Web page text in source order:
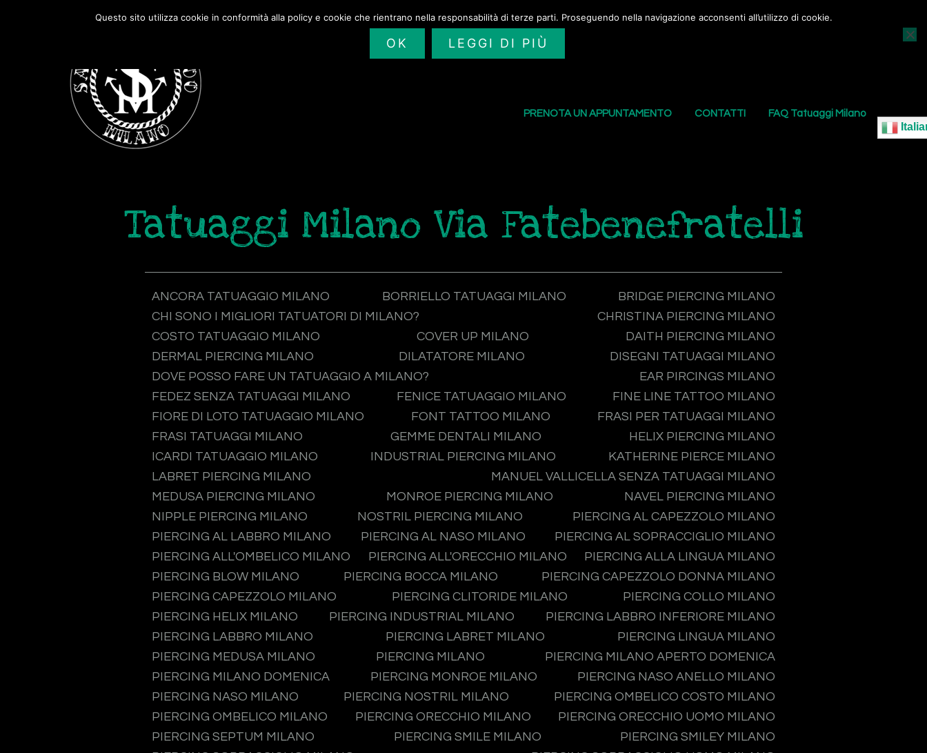
SAILORS TATTOO I NOSTRI TATUAGGI
PRENOTA UN APPUNTAMENTO CONTATTI FAQ Tatuaggi Milano
Tatuaggi Milano Via Fatebenefratelli
ANCORA TATUAGGIO MILANO BORRIELLO TATUAGGI MILANO
BRIDGE PIERCING MILANO
CHI SONO I MIGLIORI TATUATORI DI MILANO?
CHRISTINA PIERCING MILANO
COSTO TATUAGGIO MILANO
COVER UP MILANO
DAITH PIERCING MILANO
DERMAL PIERCING MILANO
DILATATORE MILANO
DISEGNI TATUAGGI MILANO
DOVE POSSO FARE UN TATUAGGIO A MILANO?
EAR PIRCINGS MILANO
FEDEZ SENZA TATUAGGI MILANO
FENICE TATUAGGIO MILANO
FINE LINE TATTOO MILANO
FIORE DI LOTO TATUAGGIO MILANO
FONT TATTOO MILANO
FRASI PER TATUAGGI MILANO
FRASI TATUAGGI MILANO
GEMME DENTALI MILANO
HELIX PIERCING MILANO
ICARDI TATUAGGIO MILANO
INDUSTRIAL PIERCING MILANO
KATHERINE PIERCE MILANO
LABRET PIERCING MILANO
MANUEL VALLICELLA SENZA TATUAGGI MILANO
MEDUSA PIERCING MILANO
MONROE PIERCING MILANO
NAVEL PIERCING MILANO
NIPPLE PIERCING MILANO
NOSTRIL PIERCING MILANO
PIERCING AL CAPEZZOLO MILANO
PIERCING AL LABBRO MILANO
PIERCING AL NASO MILANO
PIERCING AL SOPRACCIGLIO MILANO
PIERCING ALL'OMBELICO MILANO
PIERCING ALL'ORECCHIO MILANO
PIERCING ALLA LINGUA MILANO
PIERCING BLOW MILANO
PIERCING BOCCA MILANO
PIERCING CAPEZZOLO DONNA MILANO
PIERCING CAPEZZOLO MILANO
PIERCING CLITORIDE MILANO
PIERCING COLLO MILANO
PIERCING HELIX MILANO
PIERCING INDUSTRIAL MILANO
PIERCING LABBRO INFERIORE MILANO
PIERCING LABBRO MILANO
PIERCING LABRET MILANO
PIERCING LINGUA MILANO
PIERCING MEDUSA MILANO
PIERCING MILANO
PIERCING MILANO APERTO DOMENICA
PIERCING MILANO DOMENICA
PIERCING MONROE MILANO
PIERCING NASO ANELLO MILANO
PIERCING NASO MILANO
PIERCING NOSTRIL MILANO
PIERCING OMBELICO COSTO MILANO
PIERCING OMBELICO MILANO
PIERCING ORECCHIO MILANO
PIERCING ORECCHIO UOMO MILANO
PIERCING SEPTUM MILANO
PIERCING SMILE MILANO
PIERCING SMILEY MILANO
Questo sito utilizza cookie in conformità alla policy e cookie che rientrano nella responsabilità di terze parti. Proseguendo nella navigazione acconsenti all’utilizzo di cookie.
OK LEGGI DI PIÙ